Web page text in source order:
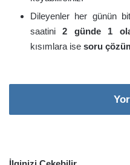
Dileyenler her günün
saatini2 günde 1
kısımlara ise soru